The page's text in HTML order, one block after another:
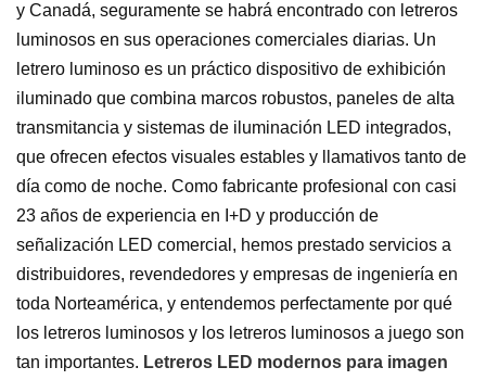
y Canadá, seguramente se habrá encontrado con letreros
luminosos en sus operaciones comerciales diarias. Un
letrero luminoso es un práctico dispositivo de exhibición
iluminado que combina marcos robustos, paneles de alta
transmitancia y sistemas de iluminación LED integrados,
que ofrecen efectos visuales estables y llamativos tanto de
día como de noche. Como fabricante profesional con casi
23 años de experiencia en I+D y producción de
señalización LED comercial, hemos prestado servicios a
distribuidores, revendedores y empresas de ingeniería en
toda Norteamérica, y entendemos perfectamente por qué
los letreros luminosos y los letreros luminosos a juego son
tan importantes. Letreros LED modernos para imagen